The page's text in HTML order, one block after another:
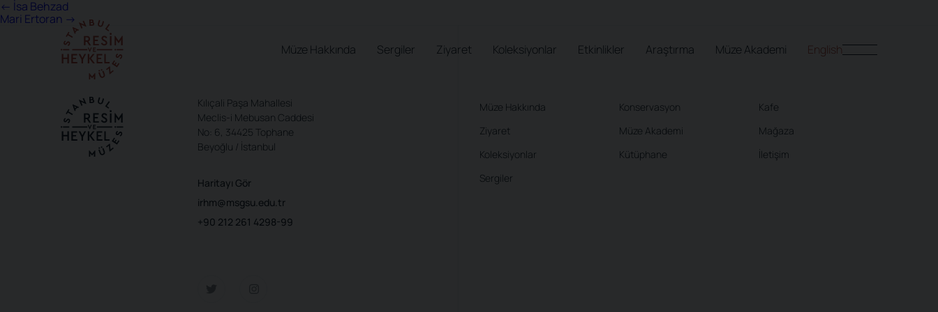
Müze Hakkında Sergiler Ziyaret Koleksiyonlar Etkinlikler Araştırma Müze Akademi English
Yazı
gezinmesi
← İsa Behzad
Mari Ertoran →
Kılıçali Paşa Mahallesi
Meclis-i Mebusan Caddesi
No: 6, 34425 Tophane
Beyoğlu / İstanbul
Haritayı Gör
irhm@msgsu.edu.tr
+90 212 261 4298-99
Müze Hakkında
Ziyaret
Koleksiyonlar
Sergiler
Konservasyon
Müze Akademi
Kütüphane
Kafe
Mağaza
İletişim